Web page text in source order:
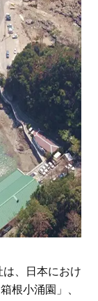
、日本におけ
根小涌園」、